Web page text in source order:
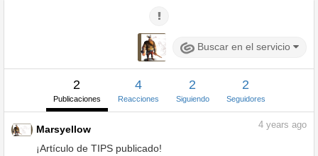
Buscar en el servicio
2
Publicaciones
4
Reacciones
2
Siguiendo
2
Seguidores
Marsyellow
¡Artículo de TIPS publicado!
4 years ago